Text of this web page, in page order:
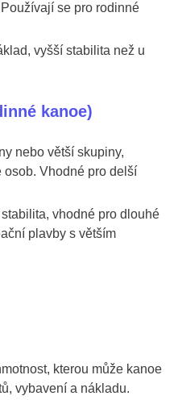
se pro rodinné
vyšší stabilita než u
kanoe)
nebo větší skupiny,
osob. Vhodné pro delší
vhodné pro dlouhé
plavby s větším
kterou může kanoe
vybavení a nákladu.